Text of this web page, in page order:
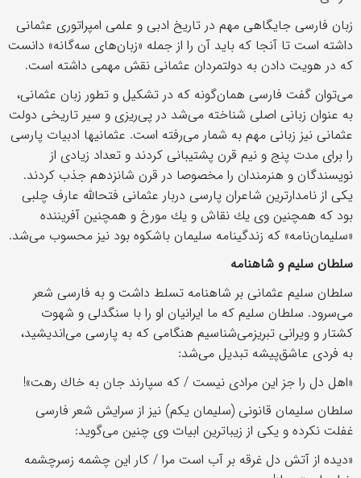
زبان فارسی جایگاهی مهم در تاریخ ادبی و علمی امپراتوری عثمانی
داشته است تا آنجا كه باید آن را از جمله «زبان‌های سه‌گانه» دانست
كه در هویت دادن به دولتمردان عثمانی نقش مهمی داشته است.
می‌توان گفت فارسی همان‌گونه كه در تشكیل و تطور زبان عثمانی،
به عنوان زبانی اصلی شناخته می‌شد در پی‌ریزی و سیر تاریخی دولت
عثمانی نیز زبانی مهم به شمار می‌رفته است. عثمانی‏ها ادبیات پارسی
را برای مدت پنج و نیم قرن پشتیبانی كردند و تعداد زیادی از
نویسندگان و هنرمندان را مخصوصا در قرن شانزدهم جذب كردند.
یكی از نامدارترین شاعران پارسی دربار عثمانی فتح‏الله عارف چلبی
بود كه همچنین وی یك نقاش و یك مورخ و همچنین آفریننده
«سلیمان‌نامه» كه زندگینامه سلیمان باشكوه بود نیز محسوب می‌شد.
سلطان سلیم و شاهنامه
سلطان سلیم عثمانی بر شاهنامه تسلط داشت و به فارسی شعر
می‌سرود. سلطان سلیم كه ما ایرانیان او را با سنگدلی و شهوت
كشتار و ویرانی تبریزمی‌شناسیم هنگامی كه به پارسی می‌اندیشید،
به فردی عاشق‌پیشه تبدیل می‌شد:
«اهل دل را جز این مرادی نیست / كه سپارند جان به خاك رهت»!
سلطان سلیمان قانونی (سلیمان یكم) نیز از سرایش شعر فارسی
غفلت نكرده و یكی از زیباترین ابیات وی چنین می‌گوید:
«دیده از آتش دل غرقه بر آب است مرا / كار این چشمه زسرچشمه